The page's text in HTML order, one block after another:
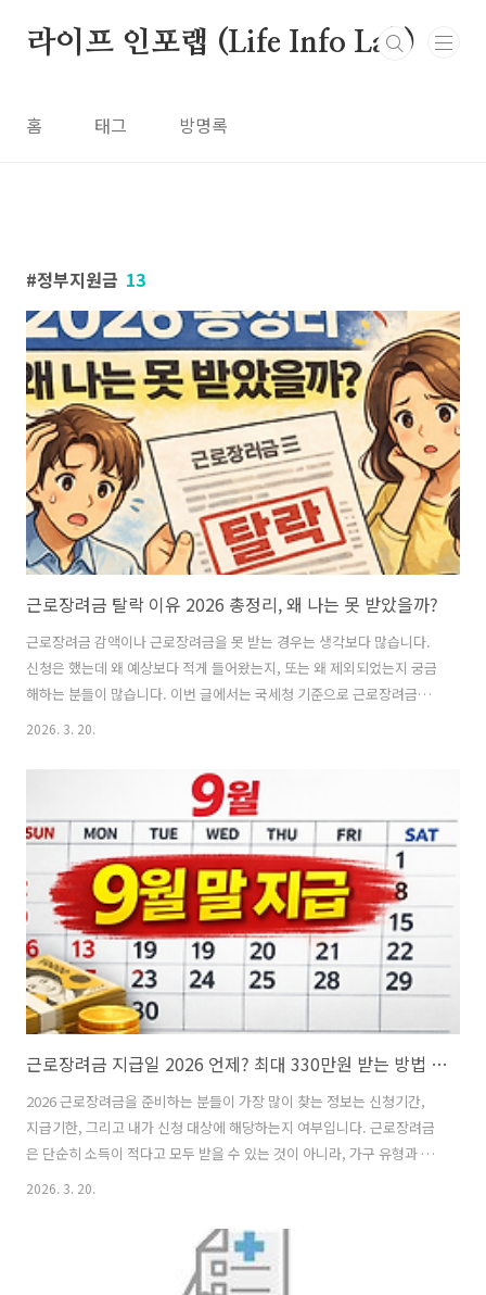
라이프 인포랩 (Life Info Lab)
홈 태그 방명록
정부지원금 13
근로장려금 탈락 이유 2026 총정리, 왜 나는 못 받았을까?
근로장려금 감액이나 근로장려금을 못 받는 경우는 생각보다 많습니다.
신청은 했는데 왜 예상보다 적게 들어왔는지, 또는 왜 제외되었는지 궁금
해하는 분들이 많습니다. 이번 글에서는 국세청 기준으로 근로장려금이
감액되는 대표 사유와 애초에 신청할 수 없는 경우를 정리해보겠습니다.
산 기준입니다.가구원 전체 재산 합계액이 1억 7천만원 이상 2억 4천만
원 미만이면, 산정된 장려금의 50%만 지급됩니다.즉, 신청 자격은 되더
라도 재산 규모에 따라 전액이 아니라 절반만 받을 수 있습니다. 기한 후
신청 시 감액정해진 신청기간을 놓치고 기한 후 신청을 한 경우에는 해당
장려금의 95% 지급이 적용됩니다.조금이라도 더 받으려면 가능한 한 정
기신청 기간..
2026. 3. 20.
근로장려금 지급일 2026 언제? 최대 330만원 받는 방법 (+신청조건 총정리)
2026 근로장려금을 준비하는 분들이 가장 많이 찾는 정보는 신청기간,
지급기한, 그리고 내가 신청 대상에 해당하는지 여부입니다. 근로장려금
은 단순히 소득이 적다고 모두 받을 수 있는 것이 아니라, 가구 유형과 총
소득, 재산 기준을 함께 충족해야 합니다. 이번 글에서는 2026년 신청 기
장려금 신청기간근로장려금은 소득 종류에 따라 신청 방식이 다릅니다.
정기신청: 2026년 5월 1일 ~ 6월 1일반기신청(2026년 상반기 소득):
2026년 9월 1일 ~ 9월 15일반기신청(2026년 하반기 소득): 2027년 3월
2026. 3. 20.